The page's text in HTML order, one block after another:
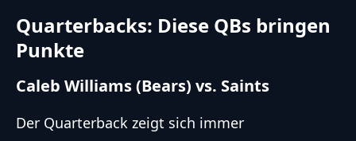
Quarterbacks: Diese QBs bringen
Punkte
Caleb Williams (Bears) vs. Saints
Der Quarterback zeigt sich immer